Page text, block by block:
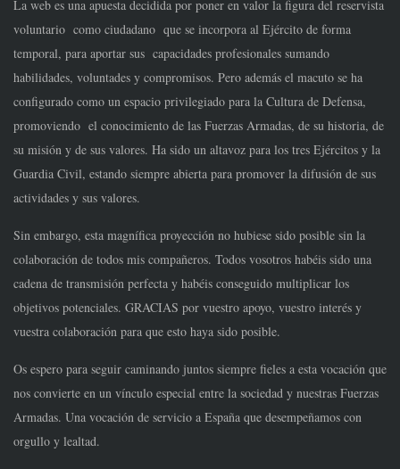
La web es una apuesta decidida por poner en valor la figura del reservista
voluntario como ciudadano que se incorpora al Ejército de forma
temporal, para aportar sus capacidades profesionales sumando
habilidades, voluntades y compromisos. Pero además el macuto se ha
configurado como un espacio privilegiado para la Cultura de Defensa,
promoviendo el conocimiento de las Fuerzas Armadas, de su historia, de
su misión y de sus valores. Ha sido un altavoz para los tres Ejércitos y la
Guardia Civil, estando siempre abierta para promover la difusión de sus
actividades y sus valores.
Sin embargo, esta magnífica proyección no hubiese sido posible sin la
colaboración de todos mis compañeros. Todos vosotros habéis sido una
cadena de transmisión perfecta y habéis conseguido multiplicar los
objetivos potenciales. GRACIAS por vuestro apoyo, vuestro interés y
vuestra colaboración para que esto haya sido posible.
Os espero para seguir caminando juntos siempre fieles a esta vocación que
nos convierte en un vínculo especial entre la sociedad y nuestras Fuerzas
Armadas. Una vocación de servicio a España que desempeñamos con
orgullo y lealtad.